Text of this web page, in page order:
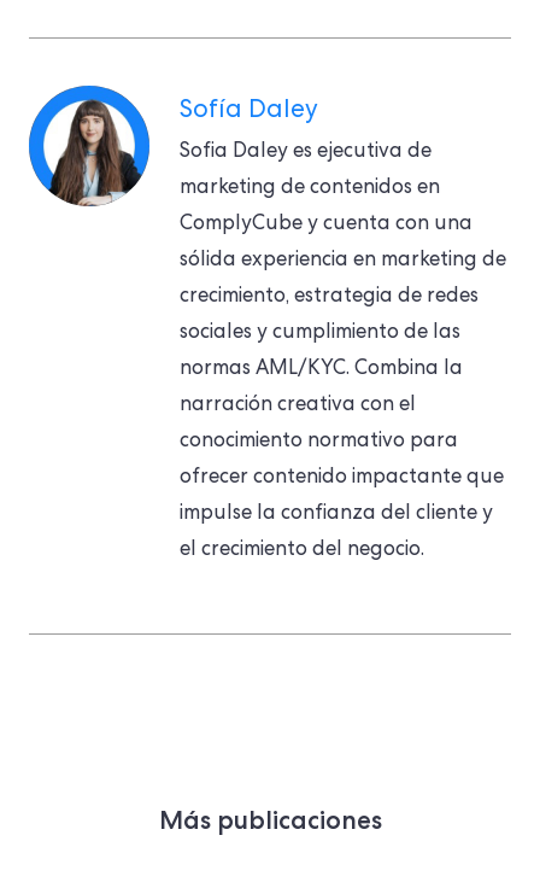
Sofía Daley
Sofia Daley es ejecutiva de
marketing de contenidos en
ComplyCube y cuenta con una
sólida experiencia en marketing de
crecimiento, estrategia de redes
sociales y cumplimiento de las
normas AML/KYC. Combina la
narración creativa con el
conocimiento normativo para
ofrecer contenido impactante que
impulse la confianza del cliente y
el crecimiento del negocio.
Más publicaciones